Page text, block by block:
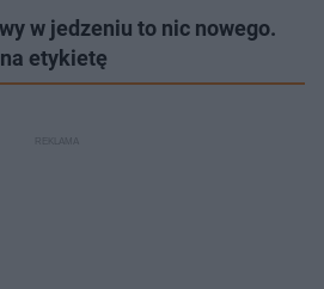
w jedzeniu to nic nowego.
etykietę